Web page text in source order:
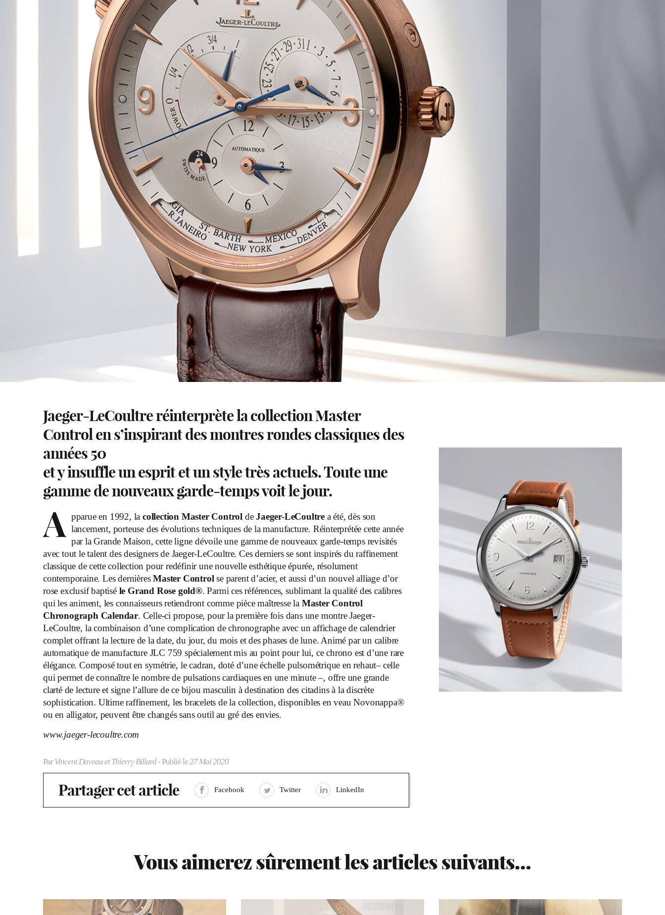
Jaeger-LeCoultre réinterprète la collection Master
Control en s’inspirant des montres rondes classiques des
années 50
et y insuffle un esprit et un style très actuels. Toute une
gamme de nouveaux garde-temps voit le jour.
A pparue en 1992, lacollection Master Control deJaeger-LeCoultre a été, dès son
lancement, porteuse des évolutions techniques de la manufacture. Réinterprétée cette année
par la Grande Maison, cette ligne dévoile une gamme de nouveaux garde-temps revisités
avec tout le talent des designers de Jaeger-LeCoultre. Ces derniers se sont inspirés du raffinement
classique de cette collection pour redéfinir une nouvelle esthétique épurée, résolument
contemporaine. Les dernièresMaster Control se parent d’acier, et aussi d’un nouvel alliage d’or
rose exclusif baptisé le Grand Rose gold®. Parmi ces références, sublimant la qualité des calibres
qui les animent, les connaisseurs retiendront comme pièce maîtresse la Master Control
Chronograph Calendar. Celle-ci propose, pour la première fois dans une montre Jaeger-
LeCoultre, la combinaison d’une complication de chronographe avec un affichage de calendrier
complet offrant la lecture de la date, du jour, du mois et des phases de lune. Animé par un calibre
automatique de manufacture JLC 759 spécialement mis au point pour lui, ce chrono est d’une rare
élégance. Composé tout en symétrie, le cadran, doté d’une échelle pulsométrique en rehaut– celle
qui permet de connaître le nombre de pulsations cardiaques en une minute –, offre une grande
clarté de lecture et signe l’allure de ce bijou masculin à destination des citadins à la discrète
sophistication. Ultime raffinement, les bracelets de la collection, disponibles en veau Novonappa®
ou en alligator, peuvent être changés sans outil au gré des envies.
www.jaeger-lecoultre.com
ParVincent Daveau et Thierry Billard- Publié le27 Mai 2020
Partager cet article Facebook Twitter LinkedIn
Vous aimerez sûrement les articles suivants…